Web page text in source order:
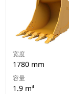
宽度
1780 mm
容量
1.9 m³